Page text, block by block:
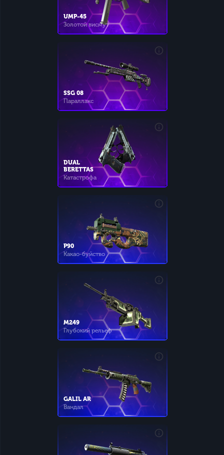
UMP-45
Золотой висмут
SSG 08
Параллакс
DUAL
BERETTAS
Катастрофа
P90
Какао-буйство
M249
Глубокий рельеф
GALIL AR
Вандал